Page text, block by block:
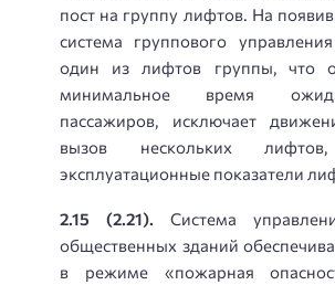
пост на группу лифтов. На
система группового
один из лифтов группы, что
минимальное время
пассажиров, исключает
вызов нескольких
эксплуатационные показатели
2.15 (2.21).
Система
общественных зданий
в режиме «пожарная